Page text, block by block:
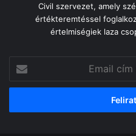
Civil szervezet, amely
értékteremtéssel
értelmiségiek laza
cím
megadása